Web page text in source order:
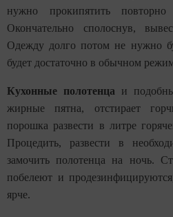
нужно прокипятить
Окончательно сполоснув,
Одежду долго потом не нужно
будет достаточно в обычном
Кухонные полотенца и
жирные пятна, отстирает
порошка развести в литре
Процедить, развести в
замочить полотенца на ночь.
побелеют и
ярче.